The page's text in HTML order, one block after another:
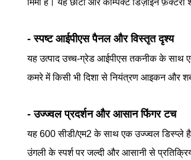
मिमी है। यह छोटा और कॉम्पैक्ट डिज़ाइन
- स्पष्ट आईपीएस पैनल और विस्तृत दृश्य
यह उत्पाद उच्च-ग्रेड आईपीएस तकनीक के साथ
कमरे में किसी भी दिशा से नियंत्रण आइकन और
- उज्ज्वल प्रदर्शन और आसान फिंगर टच
यह 600 सीडी/एम2 के साथ एक उज्ज्वल डिस्प्ले
उंगली के स्पर्श पर जल्दी और आसानी से